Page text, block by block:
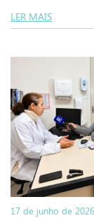
LER MAIS
17 de junho de 2026